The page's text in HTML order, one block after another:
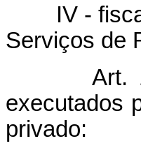
IV -
Serviços de
Art. 11.
executados
privado: